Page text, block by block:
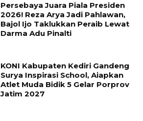
Persebaya Juara Piala Presiden
2026! Reza Arya Jadi Pahlawan,
Bajol Ijo Taklukkan Peraib Lewat
Darma Adu Pinalti
KONI Kabupaten Kediri Gandeng
Surya Inspirasi School, Aiapkan
Atlet Muda Bidik 5 Gelar Porprov
Jatim 2027